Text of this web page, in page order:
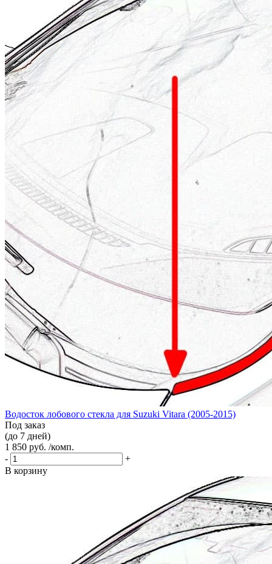
Водосток лобового стекла для Suzuki Vitara (2005-2015)
Под заказ
(до 7 дней)
1 850 руб. /комп.
-
+
В корзину